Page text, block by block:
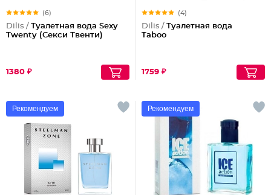
(6)
Dilis / Туалетная вода Sexy
Twenty (Секси Твенти)
1380 ₽
(4)
Dilis / Туалетная вода
Taboo
1759 ₽
Рекомендуем Рекомендуем